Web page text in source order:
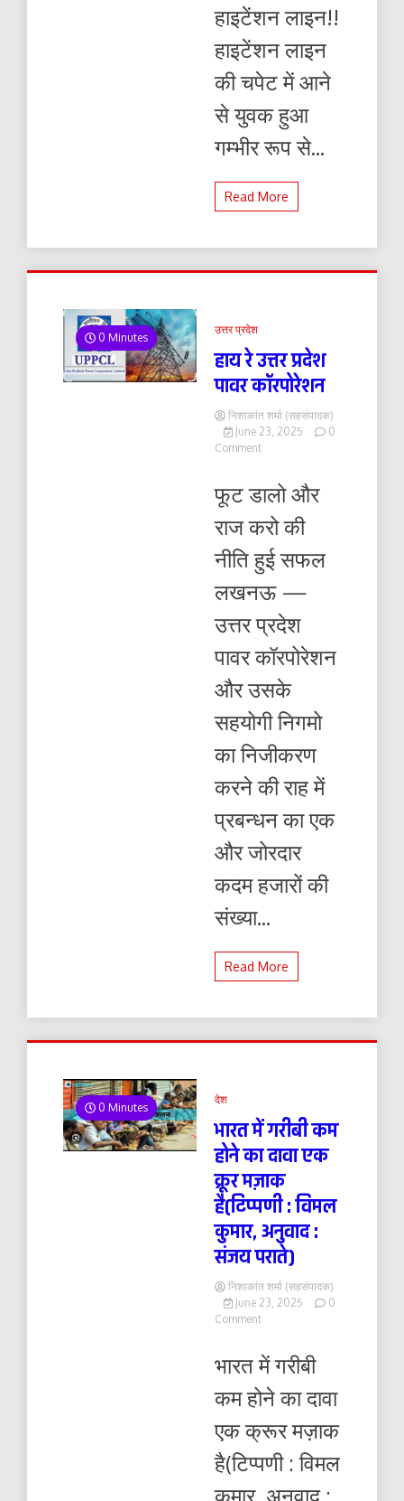
हाइटेंशन लाइन!!
हाइटेंशन लाइन
की चपेट में आने
से युवक हुआ
गम्भीर रूप से...
Read More
0 Minutes
उत्तर प्रदेश
हाय रे उत्तर प्रदेश
पावर कॉरपोरेशन
निशाकांत शर्मा (सहसंपादक)
June 23, 2025
0
Commenton
उत्तर
प्रदेश
पावर
कॉरपोरेशन
फूट डालो और
राज करो की
नीति हुई सफल
लखनऊ —
उत्तर प्रदेश
पावर कॉरपोरेशन
और उसके
सहयोगी निगमो
का निजीकरण
करने की राह में
प्रबन्धन का एक
और जोरदार
कदम हजारों की
संख्या...
Read More
0 Minutes
देश
भारत में गरीबी कम
होने का दावा एक
क्रूर मज़ाक
है(टिप्पणी : विमल
कुमार, अनुवाद :
संजय पराते)
निशाकांत शर्मा (सहसंपादक)
June 23, 2025
0
Commenton
में
गरीबी
कम
होने
दावा
क्रूर
है(टिप्पणी
भारत में गरीबी
कम होने का दावा
एक क्रूर मज़ाक
है(टिप्पणी : विमल
कुमार, अनुवाद :